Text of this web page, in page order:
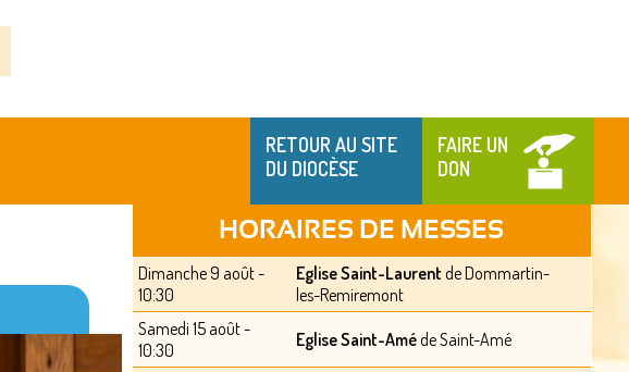
RETOUR AU SITE
DU DIOCÈSE
FAIRE UN
DON
HORAIRES DE MESSES
Dimanche 9 août -
10:30
Eglise Saint-Laurent de Dommartin-
les-Remiremont
Samedi 15 août -
10:30
Eglise Saint-Améde Saint-Amé